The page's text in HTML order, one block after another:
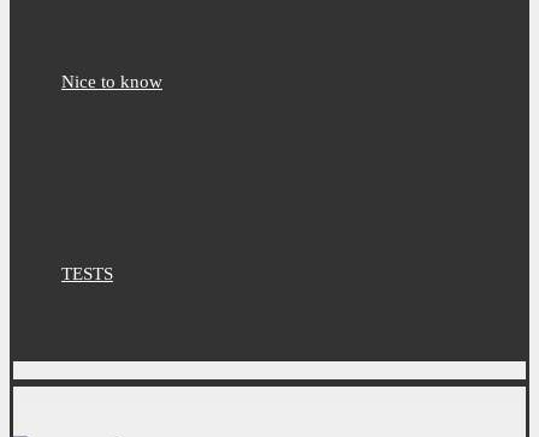
Nice to know
TESTS